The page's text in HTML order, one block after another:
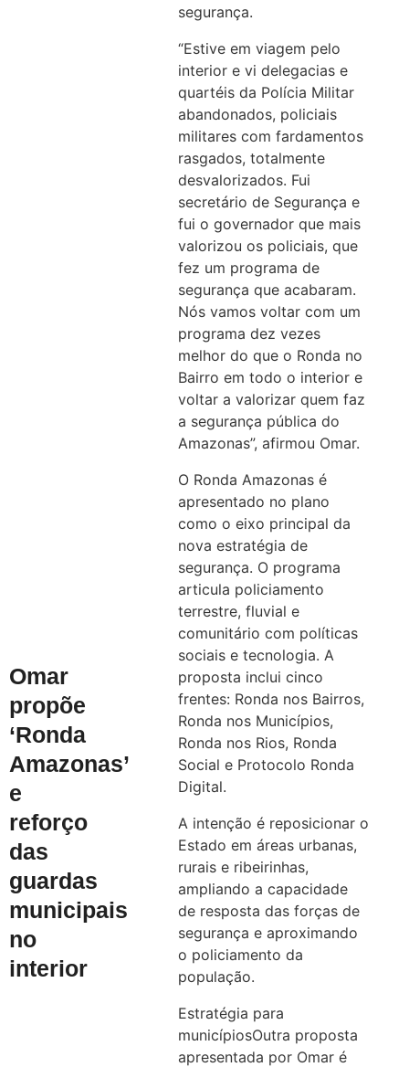
Omar
propõe
‘Ronda
Amazonas’
e
reforço
das
guardas
municipais
no
interior
segurança.
“Estive em viagem pelo
interior e vi delegacias e
quartéis da Polícia Militar
abandonados, policiais
militares com fardamentos
rasgados, totalmente
desvalorizados. Fui
secretário de Segurança e
fui o governador que mais
valorizou os policiais, que
fez um programa de
segurança que acabaram.
Nós vamos voltar com um
programa dez vezes
melhor do que o Ronda no
Bairro em todo o interior e
voltar a valorizar quem faz
a segurança pública do
Amazonas”, afirmou Omar.
O Ronda Amazonas é
apresentado no plano
como o eixo principal da
nova estratégia de
segurança. O programa
articula policiamento
terrestre, fluvial e
comunitário com políticas
sociais e tecnologia. A
proposta inclui cinco
frentes: Ronda nos Bairros,
Ronda nos Municípios,
Ronda nos Rios, Ronda
Social e Protocolo Ronda
Digital.
A intenção é reposicionar o
Estado em áreas urbanas,
rurais e ribeirinhas,
ampliando a capacidade
de resposta das forças de
segurança e aproximando
o policiamento da
população.
Estratégia para
municípiosOutra proposta
apresentada por Omar é